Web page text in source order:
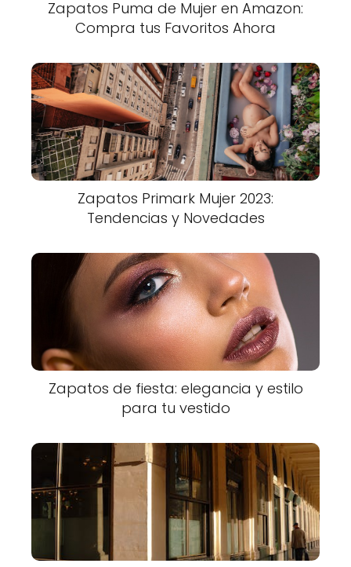
Zapatos Puma de Mujer en Amazon:
Compra tus Favoritos Ahora
Zapatos Primark Mujer 2023:
Tendencias y Novedades
Zapatos de fiesta: elegancia y estilo
para tu vestido